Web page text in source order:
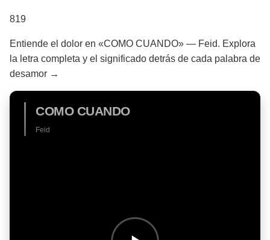
819
Entiende el dolor en «COMO CUANDO» — Feid. Explora
la letra completa y el significado detrás de cada palabra de
desamor →
COMO CUANDO
Feid